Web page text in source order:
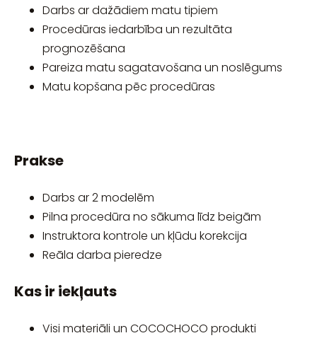
Darbs ar dažādiem matu tipiem
Procedūras iedarbība un rezultāta
prognozēšana
Pareiza matu sagatavošana un noslēgums
Matu kopšana pēc procedūras
Prakse
Darbs ar 2 modelēm
Pilna procedūra no sākuma līdz beigām
Instruktora kontrole un kļūdu korekcija
Reāla darba pieredze
Kas ir iekļauts
Visi materiāli un COCOCHOCO produkti